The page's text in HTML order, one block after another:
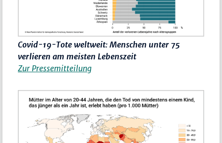
Covid-19-Tote weltweit: Menschen unter 75
verlieren am meisten Lebenszeit
Zur Pressemitteilung